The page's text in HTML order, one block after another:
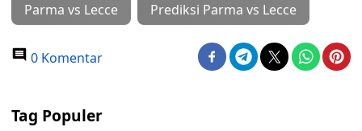
Parma vs Lecce Prediksi Parma vs Lecce
0 Komentar
Tag Populer